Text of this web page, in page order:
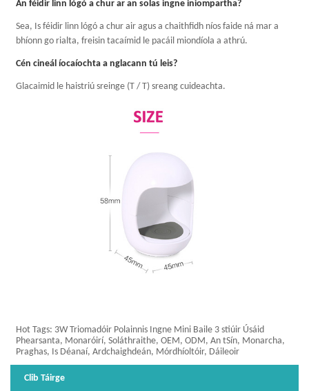
An féidir linn lógó a chur ar an solas ingne iniompartha?
Sea, Is féidir linn lógó a chur air agus a chaithfidh níos faide ná mar a
bhíonn go rialta, freisin tacaímid le pacáil miondíola a athrú.
Cén cineál íocaíochta a nglacann tú leis?
Glacaimid le haistriú sreinge (T / T) sreang cuideachta.
Hot Tags: 3W Triomadóir Polainnis Ingne Mini Baile 3 stiúir Úsáid
Phearsanta, Monaróirí, Soláthraithe, OEM, ODM, An tSín, Monarcha,
Praghas, Is Déanaí, Ardchaighdeán, Mórdhíoltóir, Dáileoir
Clib Táirge